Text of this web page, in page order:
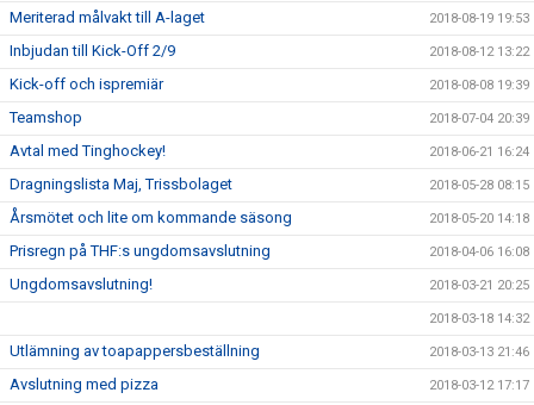
Meriterad målvakt till A-laget 2018-08-19 19:53
Inbjudan till Kick-Off 2/9 2018-08-12 13:22
Kick-off och ispremiär 2018-08-08 19:39
Teamshop 2018-07-04 20:39
Avtal med Tinghockey! 2018-06-21 16:24
Dragningslista Maj, Trissbolaget 2018-05-28 08:15
Årsmötet och lite om kommande säsong 2018-05-20 14:18
Prisregn på THF:s ungdomsavslutning 2018-04-06 16:08
Ungdomsavslutning! 2018-03-21 20:25
2018-03-18 14:32
Utlämning av toapappersbeställning 2018-03-13 21:46
Avslutning med pizza 2018-03-12 17:17